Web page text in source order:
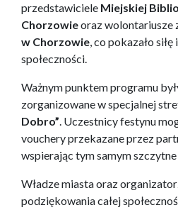
przedstawiciele Miejskiej
Chorzowieoraz wolontariusze
w Chorzowie, co pokazało
społeczności.
Ważnym punktem programu
zorganizowane w specjalnej
Dobro”. Uczestnicy festynu
vouchery przekazane przez
wspierając tym samym szczytne
Władze miasta oraz
podziękowania całej